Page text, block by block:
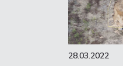
28.03.2022